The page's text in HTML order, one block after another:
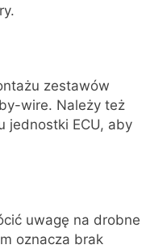
zestawów
wire. Należy też
jednostki ECU, aby
uwagę na drobne
oznacza brak